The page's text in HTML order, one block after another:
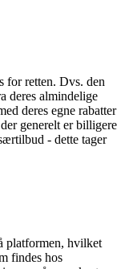
for retten. Dvs. den
deres almindelige
deres egne rabatter
generelt er billigere
- dette tager
platformen, hvilket
findes hos